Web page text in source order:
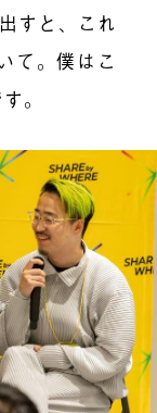
すと、これ
て。僕はこ
。